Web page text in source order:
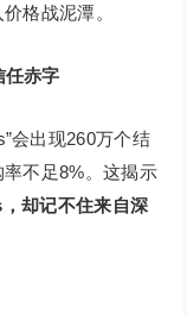
格战泥潭。
任赤字
会出现260万个结
不足8%。这揭示
却记不住来自深